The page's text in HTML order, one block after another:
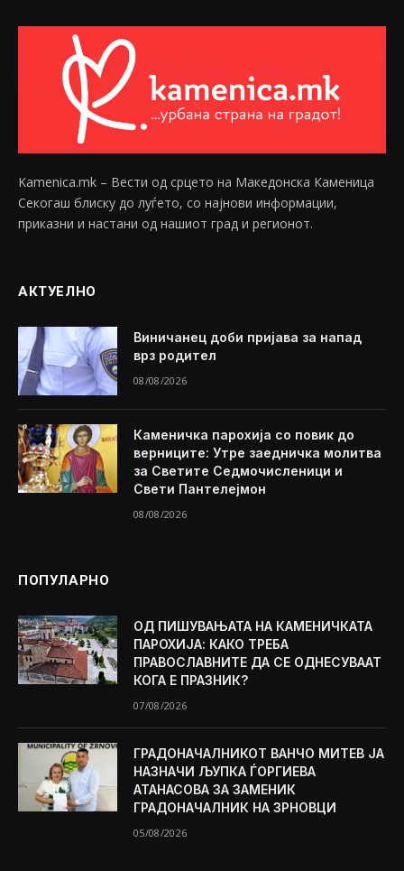
Kamenica.mk – Вести од срцето на Македонска Каменица
Секогаш блиску до луѓето, со најнови информации,
приказни и настани од нашиот град и регионот.
АКТУЕЛНО
Виничанец доби пријава за напад
врз родител
08/08/2026
Каменичка парохија со повик до
верниците: Утре заедничка молитва
за Светите Седмочисленици и
Свети Пантелејмон
08/08/2026
ПОПУЛАРНО
ОД ПИШУВАЊАТА НА КАМЕНИЧКАТА
ПАРОХИЈА: КАКО ТРЕБА
ПРАВОСЛАВНИТЕ ДА СЕ ОДНЕСУВААТ
КОГА Е ПРАЗНИК?
07/08/2026
ГРАДОНАЧАЛНИКОТ ВАНЧО МИТЕВ ЈА
НАЗНАЧИ ЉУПКА ЃОРГИЕВА
АТАНАСОВА ЗА ЗАМЕНИК
ГРАДОНАЧАЛНИК НА ЗРНОВЦИ
05/08/2026